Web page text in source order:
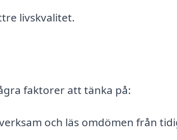
livskvalitet.
faktorer att tänka på:
och läs omdömen från